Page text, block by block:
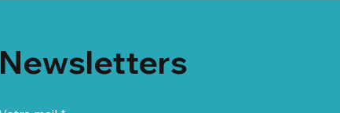
Newsletters